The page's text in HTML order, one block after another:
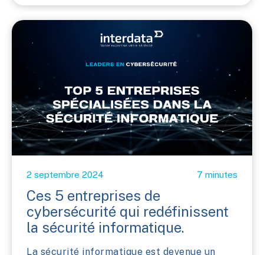
2 septembre 2024 7 minutes
Ces 5 entreprises de
cybersécurité qui redéfinissent
la sécurité informatique.
La sécurité informatique est devenue un